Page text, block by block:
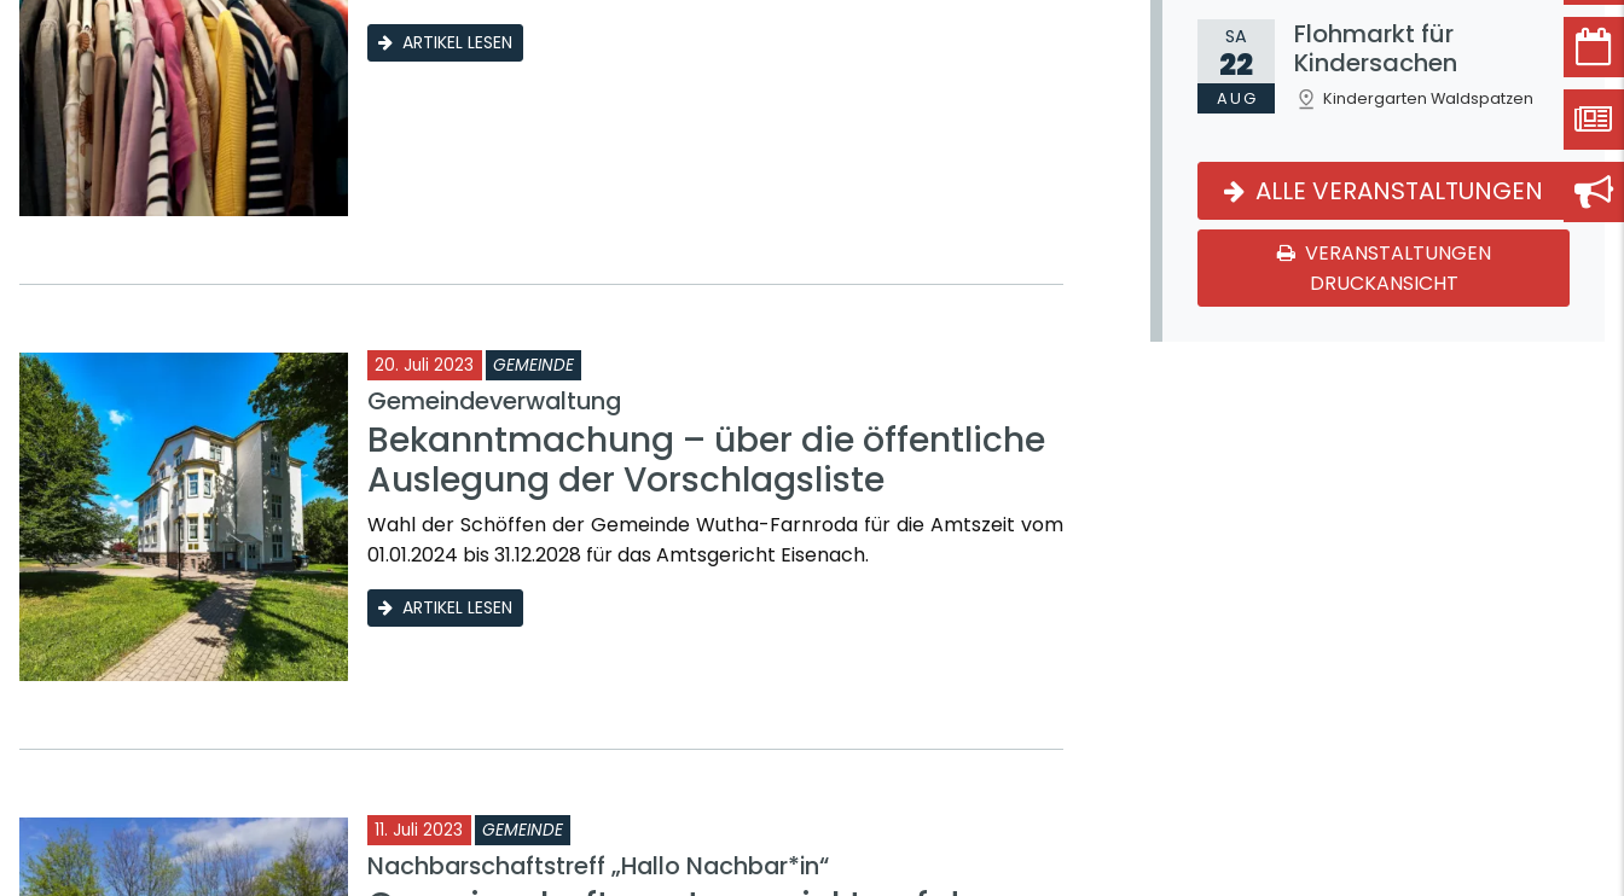
ARTIKEL LESEN
20. Juli 2023 GEMEINDE
Gemeindeverwaltung
Bekanntmachung – über die öffentliche
Auslegung der Vorschlagsliste
Wahl der Schöffen der Gemeinde Wutha-Farnroda für die Amtszeit vom
01.01.2024 bis 31.12.2028 für das Amtsgericht Eisenach.
ARTIKEL LESEN
11. Juli 2023 GEMEINDE
Nachbarschaftstreff „Hallo Nachbar*in“
SA
22
AUG
Flohmarkt für
Kindersachen
Kindergarten Waldspatzen
ALLE VERANSTALTUNGEN
VERANSTALTUNGEN
DRUCKANSICHT